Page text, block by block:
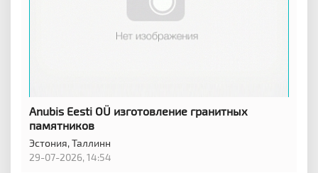
Anubis Eesti OÜ изготовление гранитных
памятников
Эстония,Таллинн
29-07-2026, 14:54